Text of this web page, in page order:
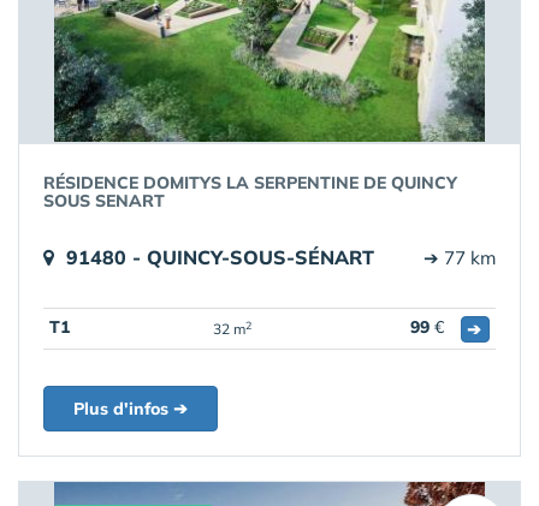
RÉSIDENCE DOMITYS LA SERPENTINE DE QUINCY
SOUS SENART
91480 - QUINCY-SOUS-SÉNART ➔ 77 km
T1 32 m2 99 € ➔
Plus d'infos ➔